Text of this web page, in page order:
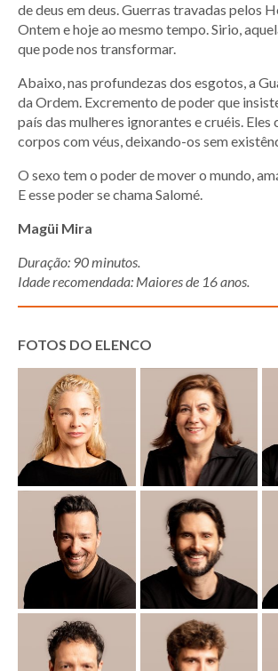
de deus em deus. Guerras travadas pelos
Ontem e hoje ao mesmo tempo. Sirio,
que pode nos transformar.
Abaixo, nas profundezas dos esgotos, a
da Ordem. Excremento de poder que
país das mulheres ignorantes e cruéis. Eles
corpos com véus, deixando-os sem
O sexo tem o poder de mover o mundo,
E esse poder se chama Salomé.
Magüi Mira
Duração: 90 minutos.
Idade recomendada: Maiores de 16 anos.
FOTOS DO ELENCO